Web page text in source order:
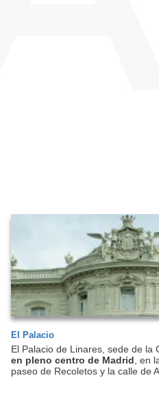
El Palacio
El Palacio de Linares, sede de la
en pleno centro de Madrid, en
paseo de Recoletos y la calle de